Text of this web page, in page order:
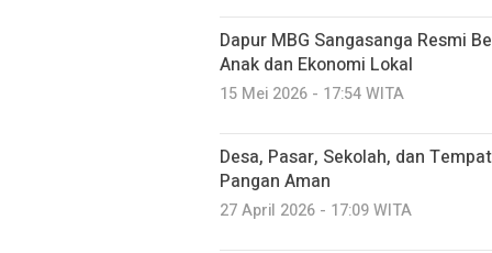
Dapur MBG Sangasanga Resmi
Anak dan Ekonomi Lokal
15 Mei 2026 - 17:54 WITA
Desa, Pasar, Sekolah, dan
Pangan Aman
27 April 2026 - 17:09 WITA